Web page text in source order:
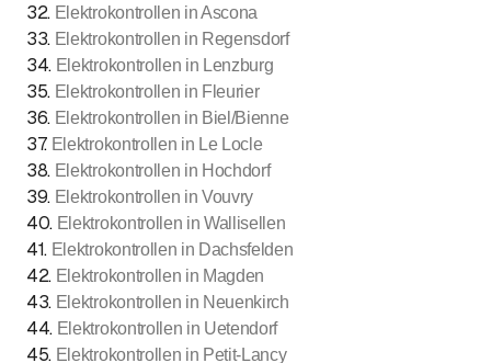
32. Elektrokontrollen in Ascona
33. Elektrokontrollen in Regensdorf
34. Elektrokontrollen in Lenzburg
35. Elektrokontrollen in Fleurier
36. Elektrokontrollen in Biel/Bienne
37. Elektrokontrollen in Le Locle
38. Elektrokontrollen in Hochdorf
39. Elektrokontrollen in Vouvry
40. Elektrokontrollen in Wallisellen
41. Elektrokontrollen in Dachsfelden
42. Elektrokontrollen in Magden
43. Elektrokontrollen in Neuenkirch
44. Elektrokontrollen in Uetendorf
45. Elektrokontrollen in Petit-Lancy